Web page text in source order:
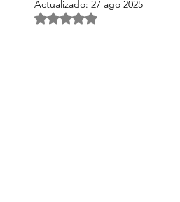
Actualizado: 27 ago 2025
Obtuvo NaN de 5 estrellas.